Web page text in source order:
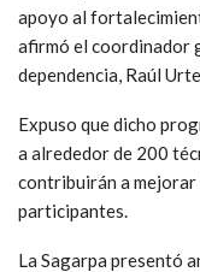
apoyo al
afirmó el coordinador
dependencia, Raúl
Expuso que dicho
a alrededor de 200
contribuirán a
participantes.
La Sagarpa presentó